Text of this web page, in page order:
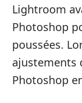
Lightroom
Photoshop
poussées.
ajustements
Photoshop